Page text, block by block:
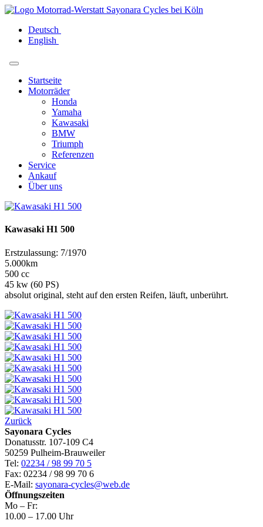
Deutsch
English
Startseite
Motorräder
Honda
Yamaha
Kawasaki
BMW
Triumph
Referenzen
Service
Ankauf
Über uns
Kawasaki H1 500
Erstzulassung: 7/1970
5.000km
500 cc
45 kw (60 PS)
absolut original, steht auf den ersten Reifen, läuft, unberührt.
Zurück
Sayonara Cycles
Donatusstr. 107-109 C4
50259 Pulheim-Brauweiler
Tel: 02234 / 98 99 70 5
Fax: 02234 / 98 99 70 6
E-Mail: sayonara-cycles@web.de
Öffnungszeiten
Mo – Fr:
10.00 – 17.00 Uhr